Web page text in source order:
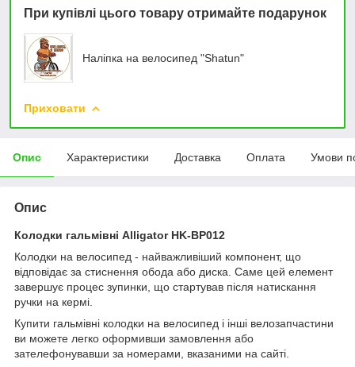
При купівлі цього товару отримайте подарунок
Наліпка на велосипед "Shatun"
Приховати
Опис Характеристики Доставка Оплата Умови
Опис
Колодки гальмівні Alligator HK-BP012
Колодки на велосипед - найважливіший компонент, що
відповідає за стиснення обода або диска. Саме цей елемент
завершує процес зупинки, що стартував після натискання
ручки на кермі.
Купити гальмівні колодки на велосипед і інші велозапчастини
ви можете легко оформивши замовлення або
зателефонувавши за номерами, вказаними на сайті.